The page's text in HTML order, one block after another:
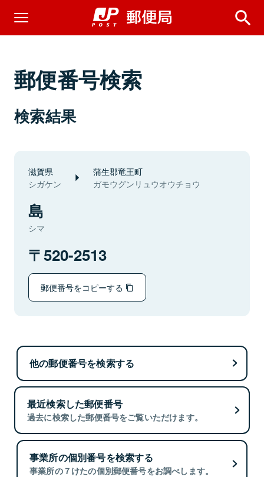
郵便番号検索
検索結果
滋賀県
シガケン
蒲生郡竜王町
ガモウグンリュウオウチョウ
島
シマ
520-2513
郵便番号をコピーする
他の郵便番号を検索する
最近検索した郵便番号
過去に検索した郵便番号をご覧いただけます。
事業所の個別番号を検索する
事業所の７けたの個別郵便番号をお調べします。